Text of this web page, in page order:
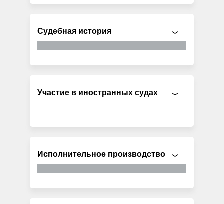
Судебная история
Участие в иностранных судах
Исполнительное производство